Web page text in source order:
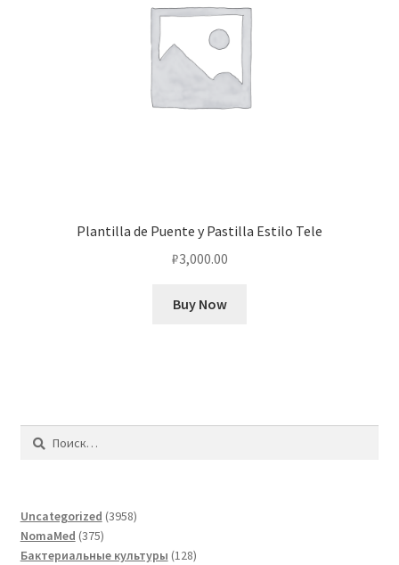
Plantilla de Puente y Pastilla Estilo Tele
₽3,000.00
Buy Now
Найти:
Uncategorized 39583958
NomaMed 375375
товаров
Бактериальные культуры 128128